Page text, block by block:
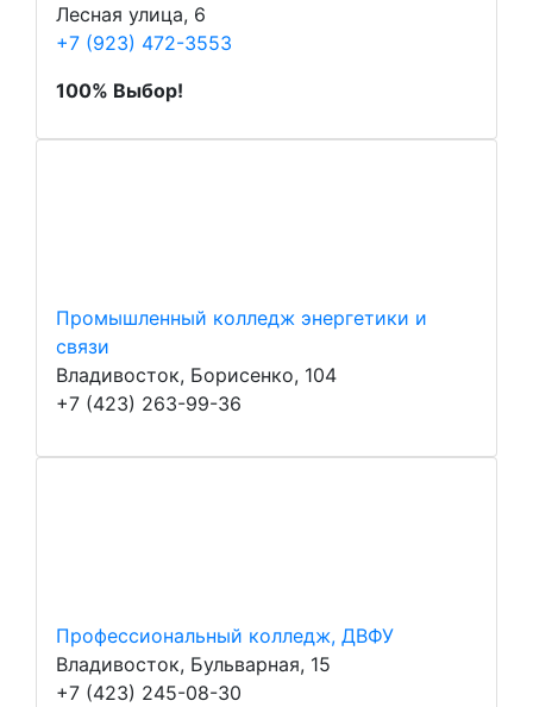
Лесная улица, 6
+7 (923) 472-3553
100% Выбор!
Промышленный колледж энергетики и
связи
Владивосток, Борисенко, 104
+7 (423) 263-99-36
Профессиональный колледж, ДВФУ
Владивосток, Бульварная, 15
+7 (423) 245-08-30